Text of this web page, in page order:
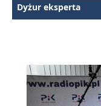
Dyżur eksperta